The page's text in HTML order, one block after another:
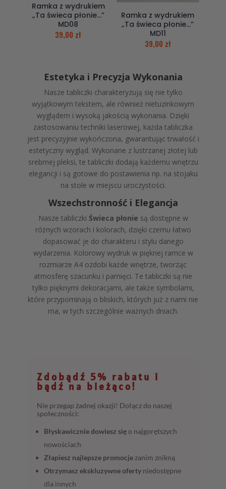
Ramka z wydrukiem
„Ta świeca płonie…”
MD08
39,00 zł
Ramka z wydrukiem
„Ta świeca płonie…”
MD11
39,00 zł
Estetyka i Precyzja Wykonania
Nasze tabliczki charakteryzują się nie tylko
wyjątkowym tekstem, ale również nietuzinkowym
wyglądem i wysoką jakością wykonania. Dzięki
zastosowaniu techniki laserowej, każda tabliczka
jest precyzyjnie wykończona, gwarantując trwałość i
estetyczny wygląd. Wykonane z lustrzanej złotej lub
srebrnej pleksi, te tabliczki dodają każdemu wnętrzu
elegancji i są gotowe do postawienia np. na stojaku
na stole w miejscu uroczystości.
Wszechstronność i Elegancja
Nasze tabliczki Świeca płonie są dostępne w
różnych wzorach i kolorach, dzięki czemu łatwo
dopasować je do charakteru i stylu danego
wydarzenia. Kolorowy wydruk w pięknej ramce w
rozmiarze A4 ozdobi każde wnętrze, tworząc
atmosferę szacunku i pamięci. Te tabliczki są nie
tylko pięknymi dekoracjami, ale także symbolami,
które przypominają o bliskich, których już z nami nie
ma, w tych szczególnie ważnych dniach.
Zdobądź 5% rabatu i
bądź na bieżąco!
Nie przegap żadnej okazji! Dołącz do naszej
społeczności:
Błyskawicznie dowiesz sięo najgorętszych
nowościach
Złapiesz najlepsze promocje zanim znikną
Otrzymasz ekskluzywne oferty niedostępne
dla innych